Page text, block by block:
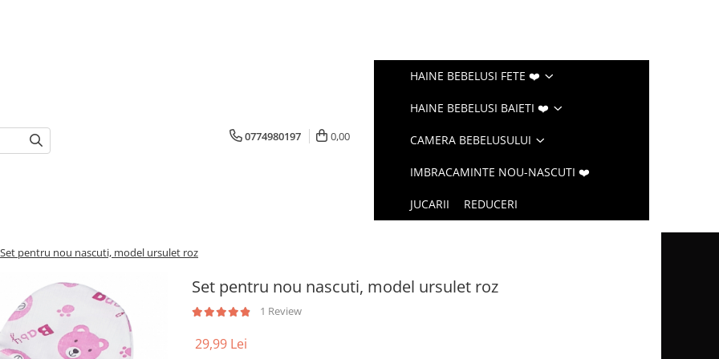
0774980197 0,00
HAINE BEBELUSI FETE ❤️
HAINE BEBELUSI BAIETI ❤️
CAMERA BEBELUSULUI
IMBRACAMINTE NOU-NASCUTI ❤️
JUCARII REDUCERI
Set pentru nou nascuti, model ursulet roz
Set pentru nou nascuti, model ursulet roz
1 Review
29,99 Lei